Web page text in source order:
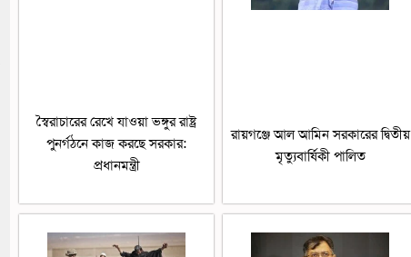
স্বৈরাচারের রেখে যাওয়া ভঙ্গুর রাষ্ট্র
পুনর্গঠনে কাজ করছে সরকার:
প্রধানমন্ত্রী
রায়গঞ্জে আল আমিন সরকারের দ্বিতীয়
মৃত্যুবার্ষিকী পালিত